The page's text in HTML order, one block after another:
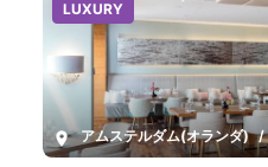
LUXURY
アムステルダム(オランダ) /